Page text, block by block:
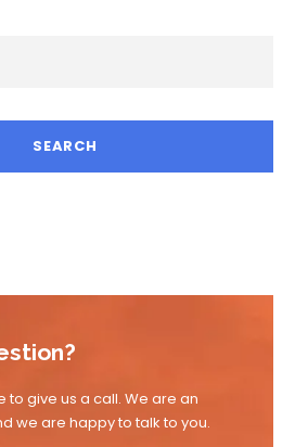
to give us a call. We are an
we are happy to talk to you.